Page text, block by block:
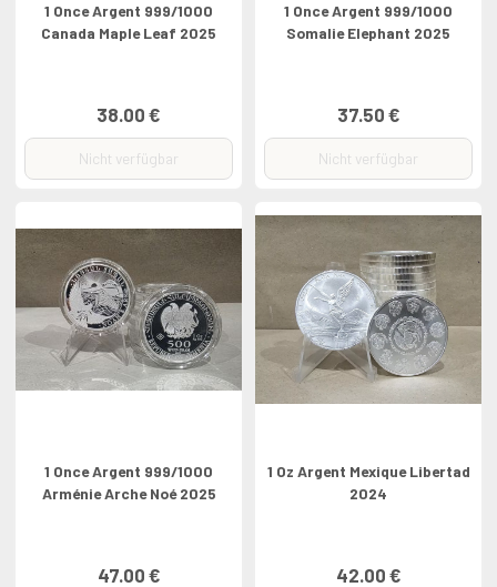
1 Once Argent 999/1000
Canada Maple Leaf 2025
38.00 €
Nicht verfügbar
1 Once Argent 999/1000
Somalie Elephant 2025
37.50 €
Nicht verfügbar
1 Once Argent 999/1000
Arménie Arche Noé 2025
47.00 €
1 Oz Argent Mexique Libertad
2024
42.00 €